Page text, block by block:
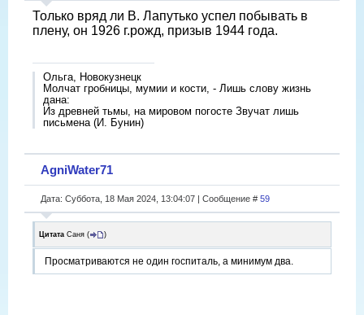
Только вряд ли В. Лапутько успел побывать в
плену, он 1926 г.рожд, призыв 1944 года.
Ольга, Новокузнецк
Молчат гробницы, мумии и кости, - Лишь слову жизнь
дана:
Из древней тьмы, на мировом погосте Звучат лишь
письмена (И. Бунин)
AgniWater71
Дата: Суббота, 18 Мая 2024, 13:04:07 | Сообщение # 59
Цитата Саня ( )
Просматриваются не один госпиталь, а минимум два.